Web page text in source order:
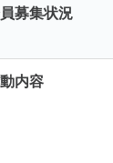
募集状況
内容